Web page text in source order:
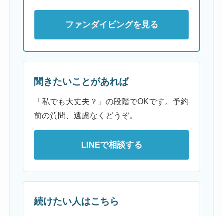
ファンダイビングを見る
聞きたいことがあれば
「私でも大丈夫？」の段階でOKです。予約
前の質問、遠慮なくどうぞ。
LINEで相談する
続けたい人はこちら